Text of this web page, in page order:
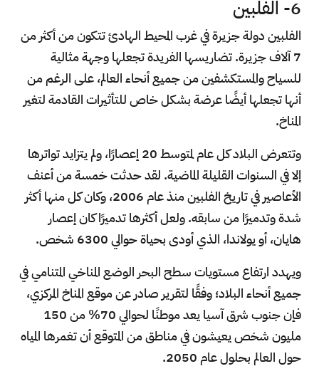
6- الفلبين
الفلبين دولة جزيرة في غرب المحيط الهادئ تتكون من أكثر من
7 آلاف جزيرة. تضاريسها الفريدة تجعلها وجهة مثالية
للسياح والمستكشفين من جميع أنحاء العالم، على الرغم من
أنها تجعلها أيضًا عرضة بشكل خاص للتأثيرات القادمة لتغير
المناخ.
وتتعرض البلاد كل عام لمتوسط 20 إعصارًا، ولم يتزايد تواترها
إلا في السنوات القليلة الماضية. لقد حدثت خمسة من أعنف
الأعاصير في تاريخ الفلبين منذ عام 2006، وكان كل منها أكثر
شدة وتدميرًا من سابقه. ولعل أكثرها تدميرًا كان إعصار
هايان، أو يولاندا، الذي أودى بحياة حوالي 6300 شخص.
ويهدد ارتفاع مستويات سطح البحر الوضع المناخي المتنامي في
جميع أنحاء البلاد؛ وفقًا لتقرير صادر عن موقع المناخ المركزي،
فإن جنوب شرق آسيا يعد موطنًا لحوالي 70% من 150
مليون شخص يعيشون في مناطق من المتوقع أن تغمرها المياه
حول العالم بحلول عام 2050.